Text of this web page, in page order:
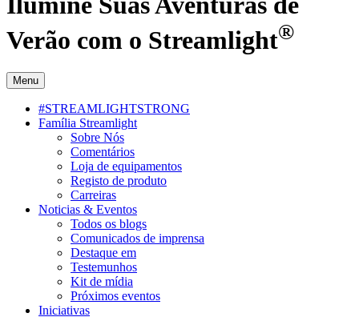
Verão com o Streamlight®
Menu
#STREAMLIGHTSTRONG
Família Streamlight
Sobre Nós
Comentários
Loja de equipamentos
Registo de produto
Carreiras
Noticias & Eventos
Todos os blogs
Comunicados de imprensa
Destaque em
Testemunhos
Kit de mídia
Próximos eventos
Iniciativas